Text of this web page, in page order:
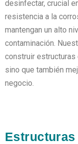
desinfectar, crucial
resistencia a la
mantengan un alto
contaminación.
construir estructuras
sino que también
negocio.
Estructuras